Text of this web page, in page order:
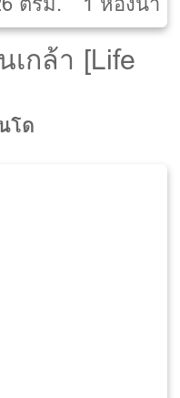
กล้า [Life
โด